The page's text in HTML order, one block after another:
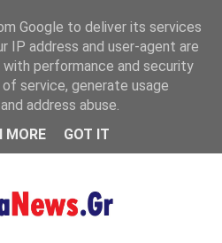
MENU
Google to deliver its services
IP address and user-agent are
performance and security
service, generate usage
address abuse.
MORE
GOT IT